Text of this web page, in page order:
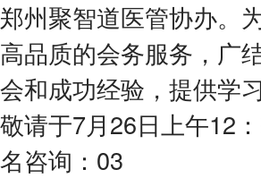
郑州聚智道医管协办。
高品质的会务服务，广
会和成功经验，提供学
敬请于7月26日上午12
名咨询：03